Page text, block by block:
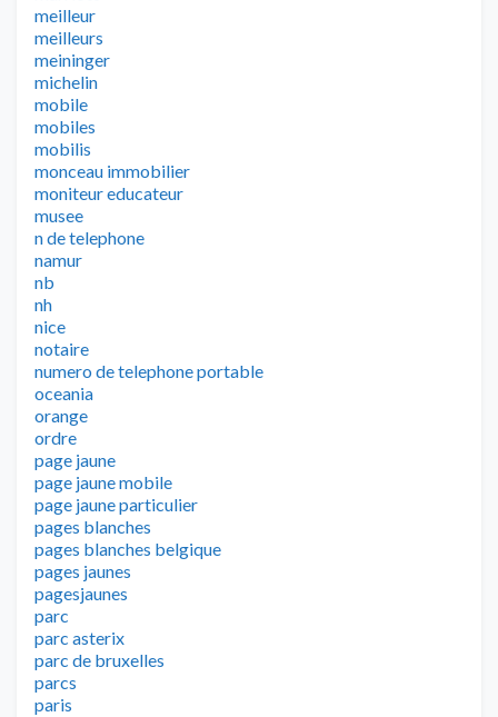
meilleur
meilleurs
meininger
michelin
mobile
mobiles
mobilis
monceau immobilier
moniteur educateur
musee
n de telephone
namur
nb
nh
nice
notaire
numero de telephone portable
oceania
orange
ordre
page jaune
page jaune mobile
page jaune particulier
pages blanches
pages blanches belgique
pages jaunes
pagesjaunes
parc
parc asterix
parc de bruxelles
parcs
paris